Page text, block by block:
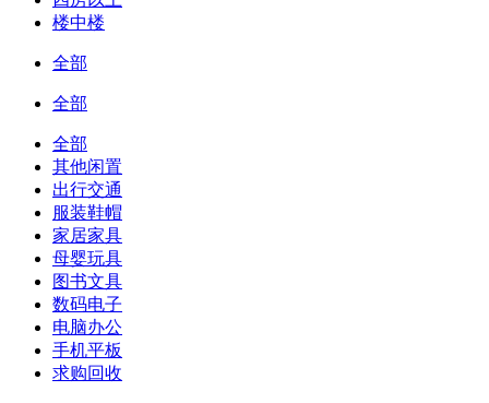
楼中楼
全部
全部
全部
其他闲置
出行交通
服装鞋帽
家居家具
母婴玩具
图书文具
数码电子
电脑办公
手机平板
求购回收